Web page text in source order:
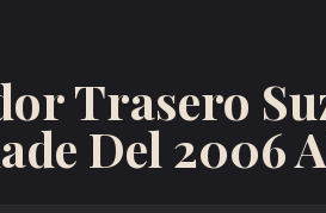
Trasero
Del 2006